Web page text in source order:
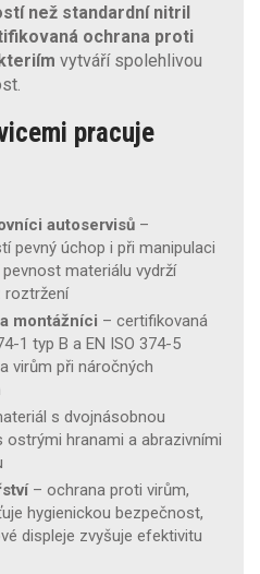
než standardní nitril
ochrana proti
vytváří spolehlivou
pracuje
autoservisů –
pevný úchop i při manipulaci
materiálu vydrží
roztržení
montážníci – certifikovaná
1 typ B a EN ISO 374-5
virům při náročných
s dvojnásobnou
hranami a abrazivními
– ochrana proti virům,
hygienickou bezpečnost,
displeje zvyšuje efektivitu